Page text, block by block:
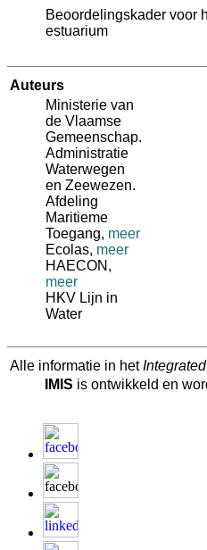
Beoordelingskader voor
estuarium
Auteurs
Ministerie van
de Vlaamse
Gemeenschap.
Administratie
Waterwegen
en Zeewezen.
Afdeling
Maritieme
Toegang, meer
Ecolas, meer
HAECON ,
meer
HKV Lijn in
Water
Alle informatie in het
IMIS is ontwikkeld en